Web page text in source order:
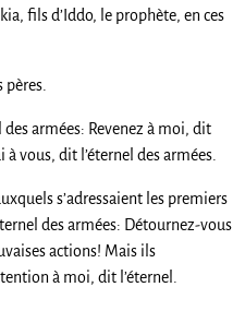
fils d’Iddo, le prophète, en ces
pères.
armées: Revenez à moi, dit
à vous, dit l’éternel des armées.
s’adressaient les premiers
des armées: Détournez-vous
actions! Mais ils
à moi, dit l’éternel.